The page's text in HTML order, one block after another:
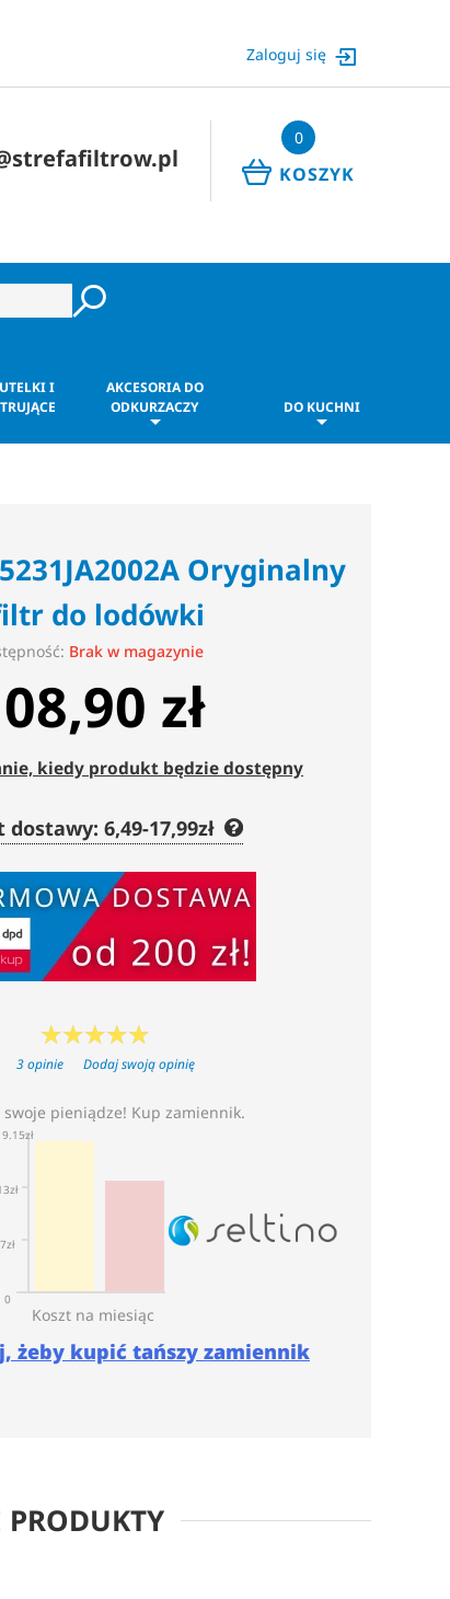
Zaloguj się
0
KOSZYK
I
AKCESORIA DO
ODKURZACZY
DO KUCHNI
Oryginalny
do lodówki
Brak w magazynie
zł
kiedy produkt będzie dostępny
dostawy: 6,49-17,99zł
3 opinie Dodaj swoją opinię
swoje pieniądze! Kup zamiennik.
7zł
0
Koszt na miesiąc
żeby kupić tańszy zamiennik